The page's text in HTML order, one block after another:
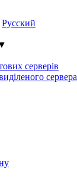
Русский
серверів
сервера